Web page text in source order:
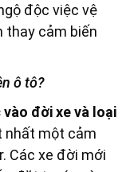
độc việc vệ
thay cảm biến
ô tô?
đời xe và loại
nhất một cảm
Các xe đời mới